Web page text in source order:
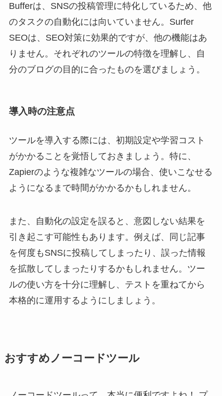
Bufferは、SNSの投稿管理に特化しているため、他
のタスクの自動化には向いていません。Surfer
SEOは、SEO対策に効果的ですが、他の機能はあ
りません。それぞれのツールの特徴を理解し、自
分のブログの目的に合ったものを選びましょう。
導入時の注意点
ツールを導入する際には、初期設定や学習コスト
がかかることを覚悟しておきましょう。特に、
Zapierのような複雑なツールの場合、使いこなせる
ようになるまで時間がかかるかもしれません。
また、自動化の設定を誤ると、意図しない結果を
引き起こす可能性もあります。例えば、同じ記事
を何度もSNSに投稿してしまったり、誤った情報
を拡散してしまったりするかもしれません。ツー
ルの使い方を十分に理解し、テストを重ねてから
本格的に運用するようにしましょう。
おすすめノーコードツール